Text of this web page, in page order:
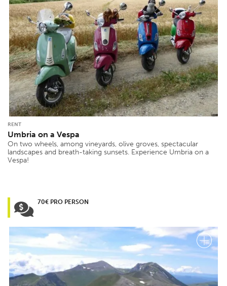
RENT
Umbria on a Vespa
On two wheels, among vineyards, olive groves, spectacular
landscapes and breath-taking sunsets. Experience Umbria on a
Vespa!
70€ PRO PERSON